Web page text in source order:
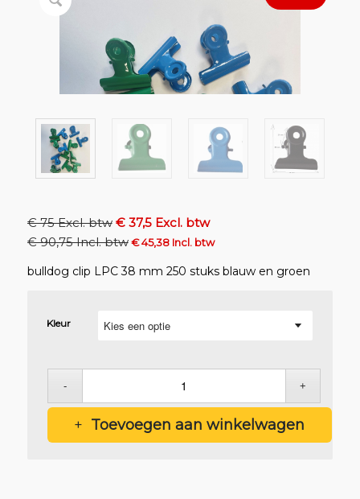
€ 75 Excl. btw€ 37,5 Excl. btw
€ 90,75 Incl. btw€ 45,38 Incl. btw
bulldog clip LPC 38 mm 250 stuks blauw en groen
Kleur
Toevoegen aan winkelwagen